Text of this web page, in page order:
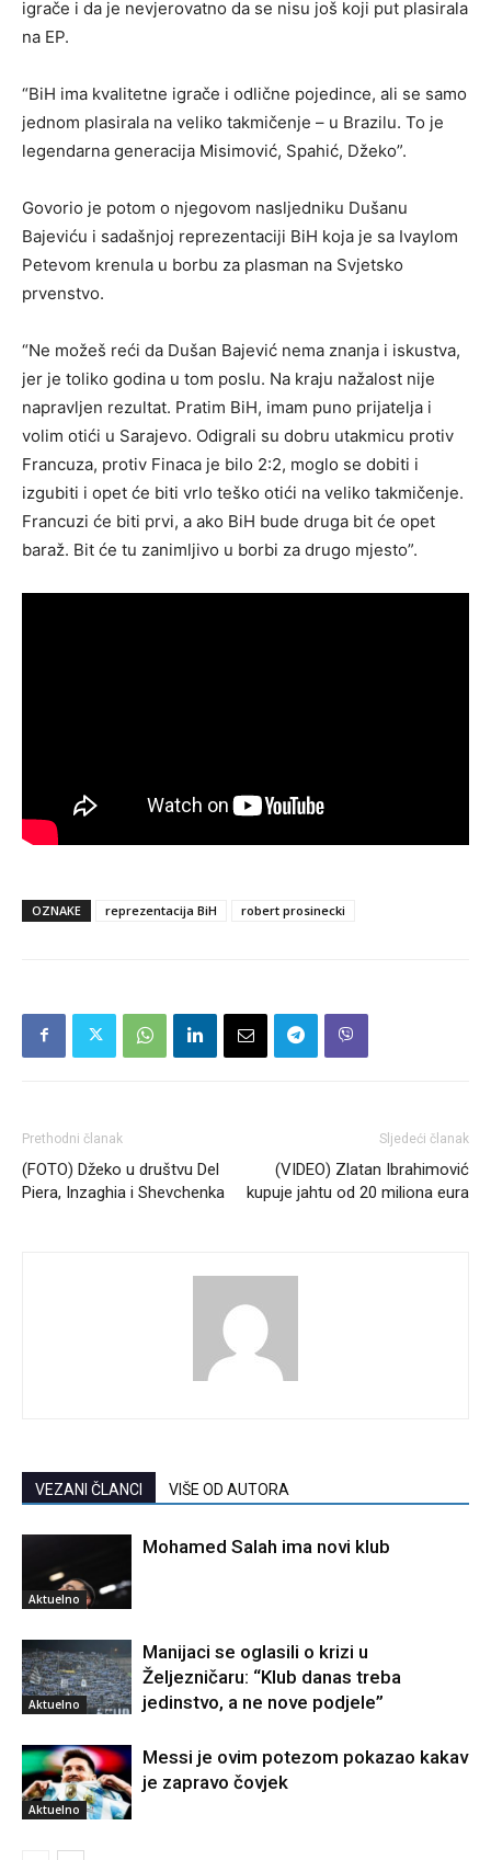
igrače i da je nevjerovatno da se nisu još koji put plasirala
na EP.
“BiH ima kvalitetne igrače i odlične pojedince, ali se samo
jednom plasirala na veliko takmičenje – u Brazilu. To je
legendarna generacija Misimović, Spahić, Džeko”.
Govorio je potom o njegovom nasljedniku Dušanu
Bajeviću i sadašnjoj reprezentaciji BiH koja je sa Ivaylom
Petevom krenula u borbu za plasman na Svjetsko
prvenstvo.
“Ne možeš reći da Dušan Bajević nema znanja i iskustva,
jer je toliko godina u tom poslu. Na kraju nažalost nije
napravljen rezultat. Pratim BiH, imam puno prijatelja i
volim otići u Sarajevo. Odigrali su dobru utakmicu protiv
Francuza, protiv Finaca je bilo 2:2, moglo se dobiti i
izgubiti i opet će biti vrlo teško otići na veliko takmičenje.
Francuzi će biti prvi, a ako BiH bude druga bit će opet
baraž. Bit će tu zanimljivo u borbi za drugo mjesto”.
OZNAKE reprezentacija BiH robert prosinecki
Prethodni članak
(FOTO) Džeko u društvu Del
Piera, Inzaghia i Shevchenka
Sljedeći članak
(VIDEO) Zlatan Ibrahimović
kupuje jahtu od 20 miliona eura
VEZANI ČLANCI VIŠE OD AUTORA
Aktuelno
Mohamed Salah ima novi klub
Aktuelno
Manijaci se oglasili o krizi u
Željezničaru: “Klub danas treba
jedinstvo, a ne nove podjele”
Aktuelno
Messi je ovim potezom pokazao kakav
je zapravo čovjek